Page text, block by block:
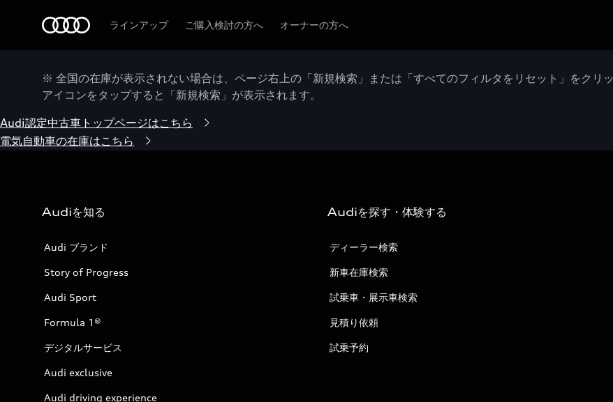
ラインアップ ご購入検討の方へ オーナーの方へ
※ 全国の在庫が表示されない場合は、ページ右上の「新規検索」または「すべてのフィルタをリセット」をクリ
アイコンをタップすると「新規検索」が表示されます。
Audi認定中古車トップページはこちら
電気自動車の在庫はこちら
Audiを知る
Audi ブランド
Story of Progress
Audi Sport
Formula 1®
デジタルサービス
Audi exclusive
Audi driving experience
Audiを探す・体験する
ディーラー検索
新車在庫検索
試乗車・展示車検索
見積り依頼
試乗予約